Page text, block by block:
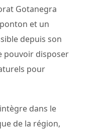
Gotanegra
et un
depuis son
pouvoir disposer
pour
dans le
de la région,